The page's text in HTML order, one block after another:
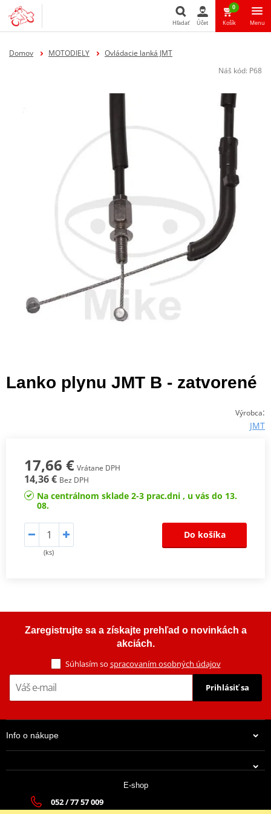
Hľadať Účet
0
Košík Menu
Domov MOTODIELY
Ovládacie lanká JMT
Náš kód: P68
Lanko plynu JMT B - zatvorené
Výrobca:
JMT
17,66 € Vrátane DPH
14,36 € Bez DPH
Na centrálnom sklade 2-3 prac.dni , u vás do 13.
08.
(ks)
Do košíka
Zaregistrujte sa a získajte prehľad o novinkách a
akciách.
Súhlasím so spracovaním osobných údajov
Prihlásiť sa
Info o nákupe
E-shop
052 / 77 57 009